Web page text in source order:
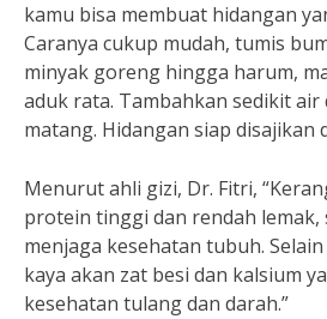
kamu bisa membuat hidangan
Caranya cukup mudah, tumis
minyak goreng hingga harum,
aduk rata. Tambahkan sedikit
matang. Hidangan siap disajikan
Menurut ahli gizi, Dr. Fitri,
protein tinggi dan rendah
menjaga kesehatan tubuh.
kaya akan zat besi dan kalsium
kesehatan tulang dan darah.”